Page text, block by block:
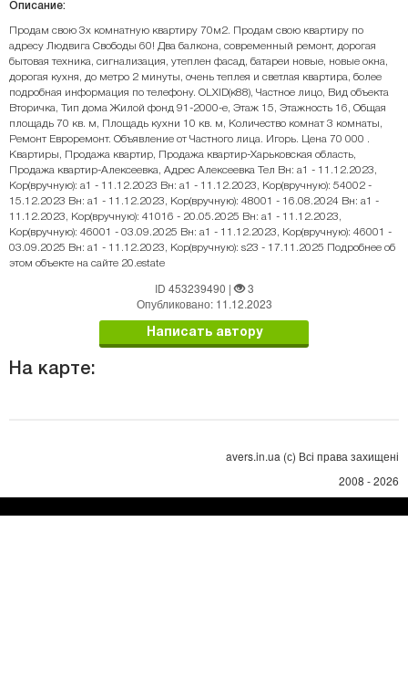
Описание:
Продам свою 3х комнатную квартиру 70м2. Продам свою квартиру по
адресу Людвига Свободы 60! Два балкона, современный ремонт, дорогая
бытовая техника, сигнализация, утеплен фасад, батареи новые, новые окна,
дорогая кухня, до метро 2 минуты, очень теплея и светлая квартира, более
подробная информация по телефону. OLXID(к88), Частное лицо, Вид объекта
Вторичка, Тип дома Жилой фонд 91-2000-е, Этаж 15, Этажность 16, Общая
площадь 70 кв. м, Площадь кухни 10 кв. м, Количество комнат 3 комнаты,
Ремонт Евроремонт. Объявление от Частного лица. Игорь. Цена 70 000 .
Квартиры, Продажа квартир, Продажа квартир-Харьковская область,
Продажа квартир-Алексеевка, Адрес Алексеевка Тел Вн: a1 - 11.12.2023,
Кор(вручную): a1 - 11.12.2023 Вн: a1 - 11.12.2023, Кор(вручную): 54002 -
15.12.2023 Вн: a1 - 11.12.2023, Кор(вручную): 48001 - 16.08.2024 Вн: a1 -
11.12.2023, Кор(вручную): 41016 - 20.05.2025 Вн: a1 - 11.12.2023,
Кор(вручную): 46001 - 03.09.2025 Вн: a1 - 11.12.2023, Кор(вручную): 46001 -
03.09.2025 Вн: a1 - 11.12.2023, Кор(вручную): s23 - 17.11.2025 Подробнее об
этом объекте на сайте 20.estate
ID 453239490 |
3
Опубликовано: 11.12.2023
Написать автору
На карте:
avers.in.ua (с) Всі права захищені
2008 - 2026